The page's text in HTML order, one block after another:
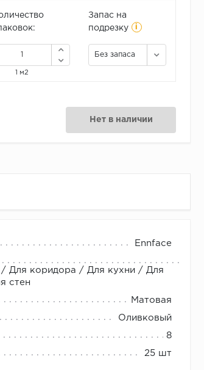
1 м2
Запас на
подрезку
i
Без запаса
Нет в наличии
Ennface
Для коридора / Для кухни / Для
стен
Матовая
Оливковый
8
25 шт